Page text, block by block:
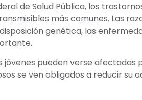
de Salud Pública, los
más comunes. Las
genética, las
jóvenes pueden verse afectadas
se ven obligados a reducir su